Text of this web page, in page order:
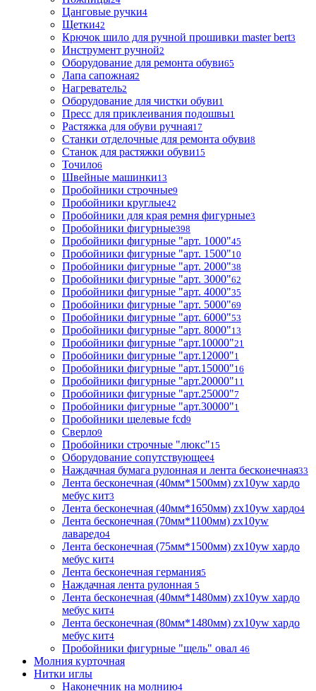
Цанговые ручки4
Щетки42
Крючок шило для ручной прошивки master bert3
Инструмент ручной2
Оборудование для ремонта обуви65
Лапа сапожная2
Нагреватель2
Оборудование для чистки обуви1
Пресс для приклеивания подошвы1
Растяжка для обуви ручная17
Станки отделочные для ремонта обуви8
Станок для растяжки обуви15
Точило6
Швейные машинки13
Пробойники строчные9
Пробойники круглые42
Пробойники для края ремня фигурные3
Пробойники фигурные398
Пробойники фигурные "арт. 1000"45
Пробойники фигурные "арт. 1500"10
Пробойники фигурные "арт. 2000"38
Пробойники фигурные "арт. 3000"62
Пробойники фигурные "арт. 4000"35
Пробойники фигурные "арт. 5000"69
Пробойники фигурные "арт. 6000"53
Пробойники фигурные "арт. 8000"13
Пробойники фигурные "арт.10000"21
Пробойники фигурные "арт.12000"1
Пробойники фигурные "арт.15000"16
Пробойники фигурные "арт.20000"11
Пробойники фигурные "арт.25000"7
Пробойники фигурные "арт.30000"1
Пробойники щелевые fcd9
Сверло9
Пробойники строчные "люкс"15
Оборудование сопутствующее4
Наждачная бумага рулонная и лента бесконечная33
Лента бесконечная (40мм*1500мм) zx10yw хардо
мебус кит3
Лента бесконечная (40мм*1650мм) zx10yw хардо4
Лента бесконечная (70мм*1100мм) zx10yw
лаваредо4
Лента бесконечная (75мм*1500мм) zx10yw хардо
мебус кит4
Лента бесконечная германия5
Наждачная лента рулонная 5
Лента бесконечная (40мм*1480мм) zx10yw хардо
мебус кит4
Лента бесконечная (80мм*1480мм) zx10yw хардо
мебус кит4
Пробойники фигурные "щель" овал 46
Молния курточная
Нитки иглы
Наконечник на молнию4